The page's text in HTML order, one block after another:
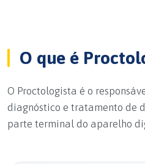
O que é
O Proctologista é o
diagnóstico e tratamento de
parte terminal do aparelho